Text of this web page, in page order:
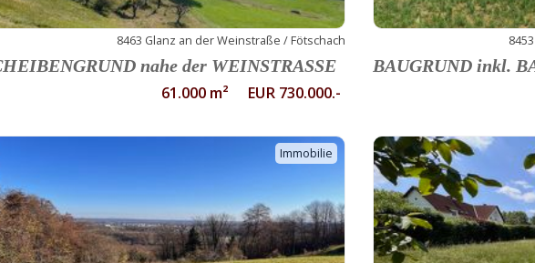
8463 Glanz an der Weinstraße / Fötschach
nahe der WEINSTRASSE
61.000 m² EUR 730.000.-
BAUGRUND inkl.
Immobilie